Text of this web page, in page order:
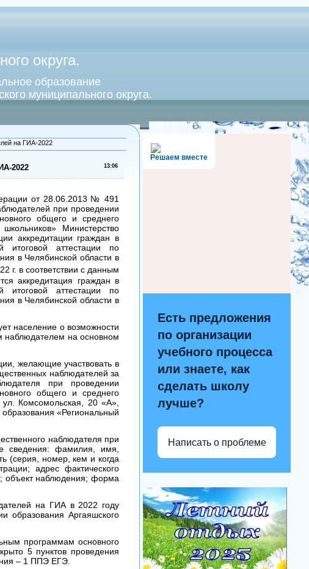
округа.
образование
муниципального округа.
на ГИА-2022
13:06
2022
от 28.06.2013 № 491
при проведении
общего и среднего
Министерство
аккредитации граждан в
итоговой аттестации по
в Челябинской области в
г. в соответствии с данным
аккредитация граждан в
итоговой аттестации по
в Челябинской области в
население о возможности
наблюдателем на основном
желающие участвовать в
наблюдателей за
при проведении
общего и среднего
Комсомольская, 20 «А»,
«Региональный
наблюдателя при
сведения: фамилия, имя,
(серия, номер, кем и когда
адрес фактического
объект наблюдения; форма
на ГИА в 2022 году
образования Аргаяшского
программам основного
5 пунктов проведения
– 1 ППЭ ЕГЭ.
Решаем вместе
Есть предложения
по организации
учебного процесса
или знаете, как
сделать школу
лучше?
Написать о проблеме